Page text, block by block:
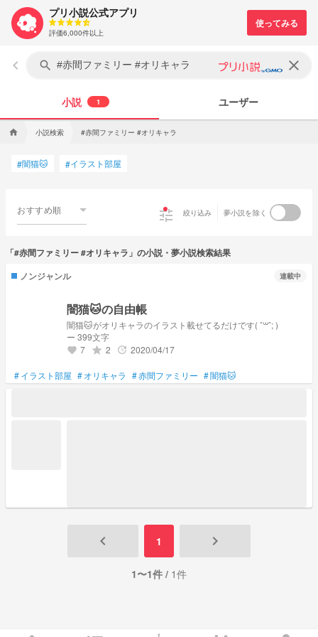
プリ小説公式アプリ
評価6,000件以上
keyboard_arrow_left search clear
小説 1 ユーザー
home 小説検索 #赤間ファミリー #オリキャラ
#闇猫🐱 #イラスト部屋
おすすめ順 tune 絞り込み 夢小説を除く
「#赤間ファミリー #オリキャラ」の小説・夢小説検索結果
ノンジャンル
連載中
闇猫🐱の自由帳
闇猫🐱がオリキャラのイラスト載せてるだけです( ˆ꒳​ˆ; )
ー 399文字
favorite 7 grade 2 update 2020/04/17
#イラスト部屋 #オリキャラ #赤間ファミリー #闇猫🐱
keyboard_arrow_left 1 keyboard_arrow_right
1〜1件 / 1件